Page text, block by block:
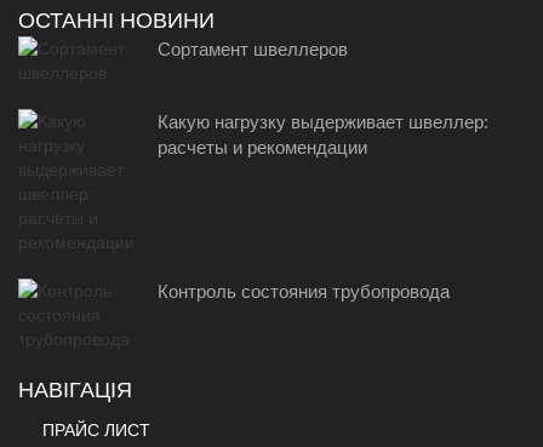
ОСТАННІ НОВИНИ
Сортамент швеллеров
Какую нагрузку выдерживает швеллер:
расчеты и рекомендации
Контроль состояния трубопровода
НАВІГАЦІЯ
ПРАЙС ЛИСТ